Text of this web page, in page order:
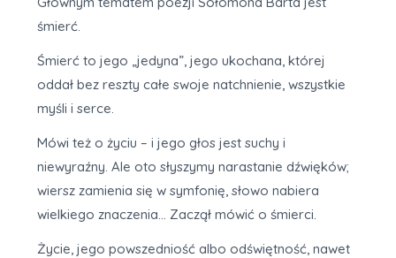
śmierć.
Śmierć to jego „jedyna”, jego ukochana, której
oddał bez reszty całe swoje natchnienie, wszystkie
myśli i serce.
Mówi też o życiu – i jego głos jest suchy i
niewyraźny. Ale oto słyszymy narastanie dźwięków;
wiersz zamienia się w symfonię, słowo nabiera
wielkiego znaczenia… Zaczął mówić o śmierci.
Życie, jego powszedniość albo odświętność, nawet